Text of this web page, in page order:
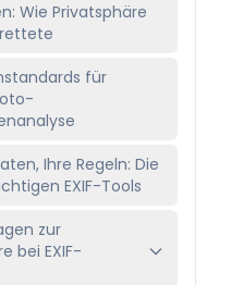
Wie Privatsphäre
für
Ihre Regeln: Die
EXIF-Tools
zur
bei EXIF-